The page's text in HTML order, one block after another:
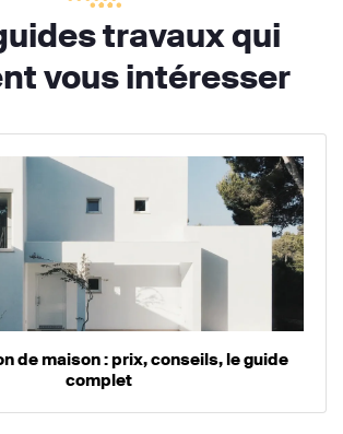
travaux qui
vous intéresser
de maison : prix, conseils, le guide
complet